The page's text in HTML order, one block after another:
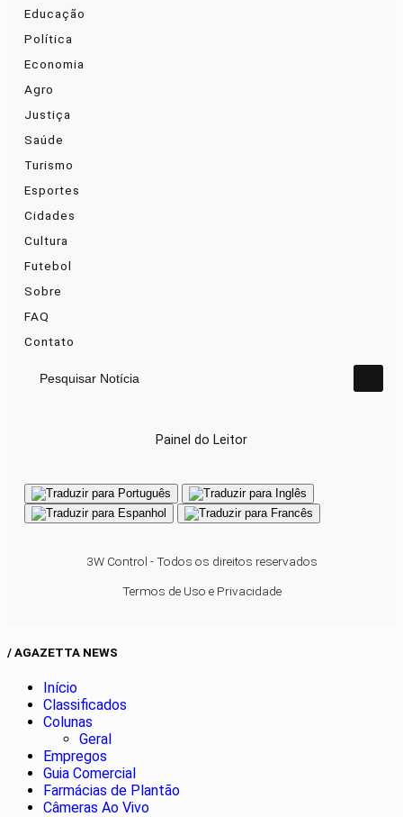
Educação
Política
Economia
Agro
Justiça
Saúde
Turismo
Esportes
Cidades
Cultura
Futebol
Sobre
FAQ
Contato
Pesquisar Notícia
Painel do Leitor
3W Control - Todos os direitos reservados
Termos de Uso e Privacidade
/ AGAZETTA NEWS
Início
Classificados
Colunas
Geral
Empregos
Guia Comercial
Farmácias de Plantão
Câmeras Ao Vivo